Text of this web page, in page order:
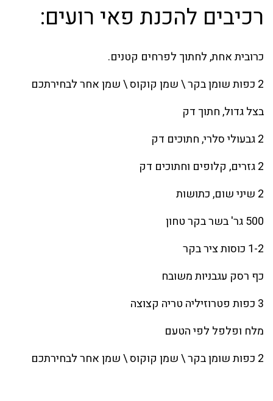
רכיבים להכנת פאי רועים:
כרובית אחת, לחתוך לפרחים קטנים.
2 כפות שומן בקר \ שמן קוקוס \ שמן אחר לבחירתכם
בצל גדול, חתוך דק
2 גבעולי סלרי, חתוכים דק
2 גזרים, קלופים וחתוכים דק
2 שיני שום, כתושות
500 גר' בשר בקר טחון
1-2 כוסות ציר בקר
כף רסק עגבניות משובח
3 כפות פטרוזיליה טריה קצוצה
מלח ופלפל לפי הטעם
2 כפות שומן בקר \ שמן קוקוס \ שמן אחר לבחירתכם